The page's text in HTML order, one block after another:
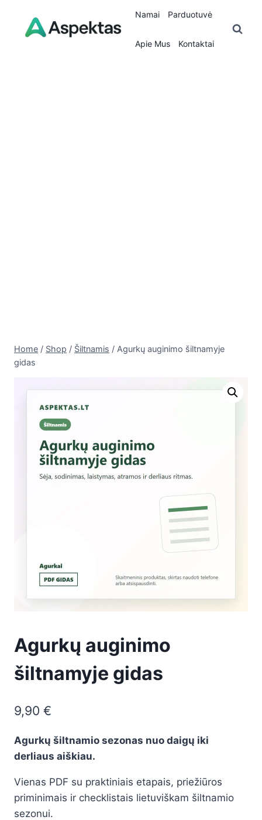
content
Namai Parduotuvė
Apie Mus Kontaktai
Home / Shop / Šiltnamis / Agurkų auginimo šiltnamyje
gidas
Agurkų auginimo
šiltnamyje gidas
9,90 €
Agurkų šiltnamio sezonas nuo daigų iki
derliaus aiškiau.
Vienas PDF su praktiniais etapais, priežiūros
priminimais ir checklistais lietuviškam šiltnamio
sezonui.